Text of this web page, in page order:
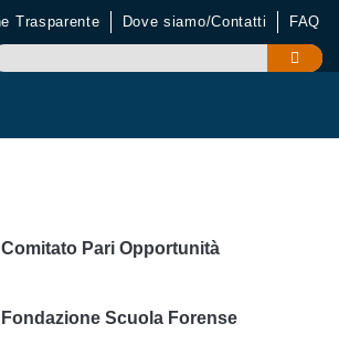
Trasparente Dove siamo/Contatti FAQ
Comitato Pari Opportunità
Fondazione Scuola Forense